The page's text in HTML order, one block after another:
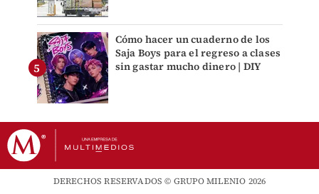
Cómo hacer un cuaderno de los
Saja Boys para el regreso a clases
sin gastar mucho dinero | DIY
DERECHOS RESERVADOS © GRUPO MILENIO 2026